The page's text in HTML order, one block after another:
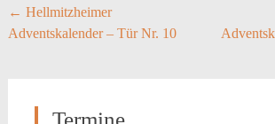
Post
navigation
← Hellmitzheimer
Adventskalender – Tür Nr. 10
Termine